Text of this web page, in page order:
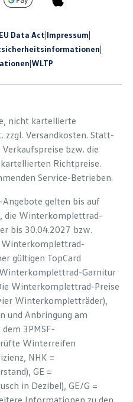
EU Data Act|Impressum|
|
|WLTP
nicht kartellierte
zzgl. Versandkosten. Statt-
bzw. die
Richtpreise.
Service-Betrieben.
Angebote gelten bis auf
die Winterkomplettrad-
bis 30.04.2027 bzw.
Winterkomplettrad-
gültigen TopCard
Garnitur
Winterkomplettrad-Preise
Winterkompletträder),
und Anbringung am
3PMSF-
Winterreifen
NHK =
GE =
in Dezibel), GE/G =
Informationen zu den